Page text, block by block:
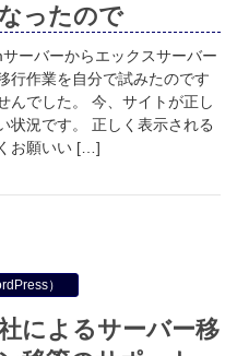
ったので
ーバーからエックスサーバー
行作業を自分で試みたのです
んでした。 今、サイトが正し
状況です。 正しく表示される
お願いい […]
）
によるサーバー移